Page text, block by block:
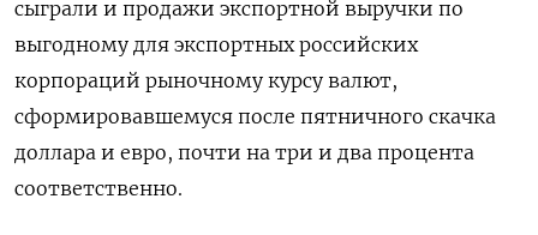
сыграли и продажи экспортной выручки по
выгодному для экспортных российских
корпораций рыночному курсу валют,
сформировавшемуся после пятничного скачка
доллара и евро, почти на три и два процента
соответственно.